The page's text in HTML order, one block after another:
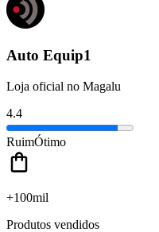
Auto Equip1
Loja oficial no Magalu
4.4
RuimÓtimo
+100mil
Produtos vendidos